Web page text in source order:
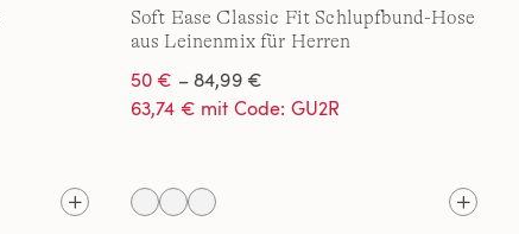
Soft Ease Classic Fit Schlupfbund-Hose
aus Leinenmix für Herren
50 € – 84,99 €
63,74 € mit Code: GU2R